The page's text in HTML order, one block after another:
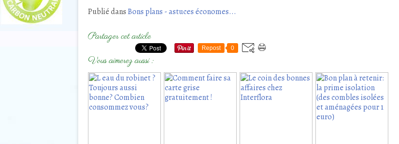
Publié dansBons plans - astuces économes...
Partager cet article
Repost 0
Vous aimerez aussi :